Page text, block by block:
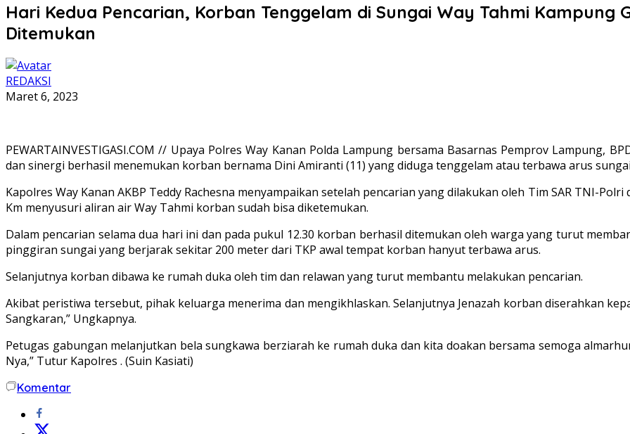
Hari Kedua Pencarian, Korban Tenggelam di Sungai Way Tahmi Kampung
Ditemukan
REDAKSI
Maret 6, 2023
PEWARTAINVESTIGASI.COM // Upaya Polres Way Kanan Polda Lampung bersama Basarnas Pemprov Lampung,
dan sinergi berhasil menemukan korban bernama Dini Amiranti (11) yang diduga tenggelam atau terbawa arus
Kapolres Way Kanan AKBP Teddy Rachesna menyampaikan setelah pencarian yang dilakukan oleh Tim SAR TNI-
Km menyusuri aliran air Way Tahmi korban sudah bisa diketemukan.
Dalam pencarian selama dua hari ini dan pada pukul 12.30 korban berhasil ditemukan oleh warga yang turut
pinggiran sungai yang berjarak sekitar 200 meter dari TKP awal tempat korban hanyut terbawa arus.
Selanjutnya korban dibawa ke rumah duka oleh tim dan relawan yang turut membantu melakukan pencarian.
Akibat peristiwa tersebut, pihak keluarga menerima dan mengikhlaskan. Selanjutnya Jenazah korban diserahkan
Sangkaran,” Ungkapnya.
Petugas gabungan melanjutkan bela sungkawa berziarah ke rumah duka dan kita doakan bersama semoga
Nya,” Tutur Kapolres . (Suin Kasiati)
Komentar